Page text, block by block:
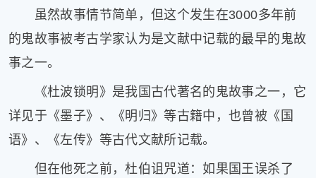
流
奇
答
图
虽然故事情节简单，但这个发生在3000多年前
的鬼故事被考古学家认为是文献中记载的最早的鬼故
事之一。
《杜波锁明》是我国古代著名的鬼故事之一，它
详见于《墨子》、《明归》等古籍中，也曾被《国
语》、《左传》等古代文献所记载。
但在他死之前，杜伯诅咒道：如果国王误杀了